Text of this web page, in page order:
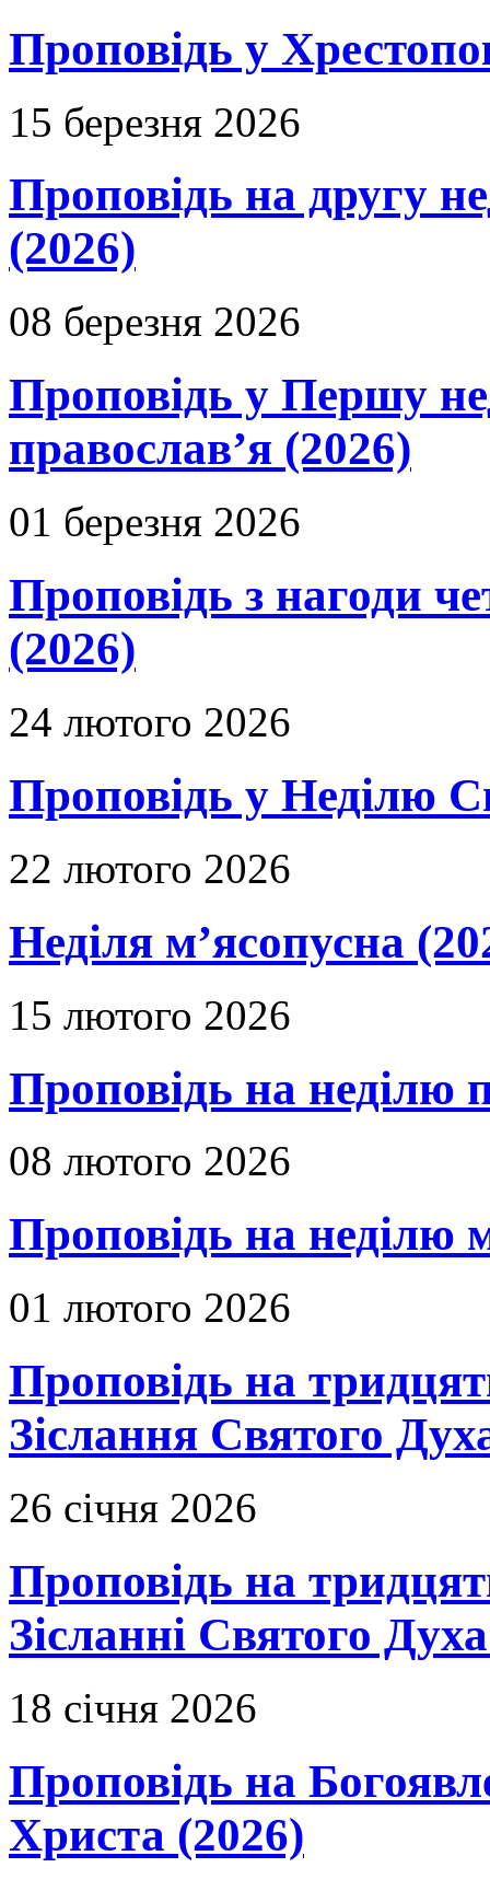
Проповідь у
15 березня 2026
Проповідь на другу
(2026)
08 березня 2026
Проповідь у Першу
православ’я (2026)
01 березня 2026
Проповідь з нагоди
(2026)
24 лютого 2026
Проповідь у Неділю
22 лютого 2026
Неділя м’ясопусна
15 лютого 2026
Проповідь на неділю
08 лютого 2026
Проповідь на неділю
01 лютого 2026
Проповідь на
Зіслання Святого
26 січня 2026
Проповідь на
Зісланні Святого
18 січня 2026
Проповідь на
Христа (2026)